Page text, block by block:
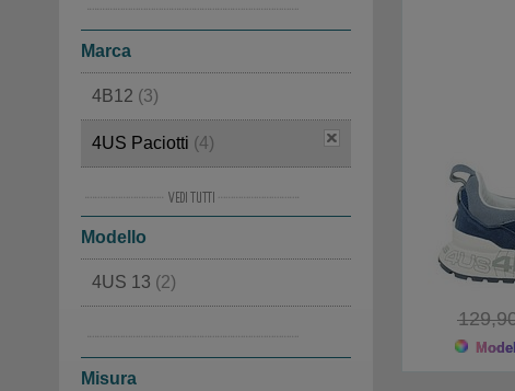
Marca
4B12 (3)
4US Paciotti (4)
Alma en Pena(7)
Alpen(4)
Ama Brand
Baccaglini
Modello
4US 13 (2)
Misura